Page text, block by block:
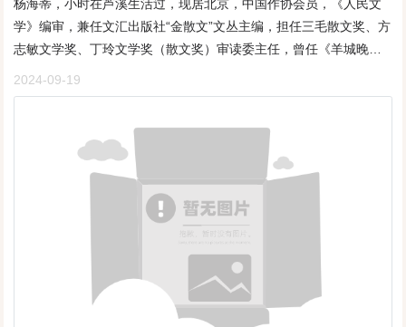
息时的土屋门前……人们余兴未消！那是青春的画面，欢乐的定
格，一瞬间的跨越，灵魂的升华，自然湿地的组合：人类、鸟类、
了，思维……总是随遇所撞，随遇而安，随遇即兴生活；撞上了机
在那遥远的云际飘来，在水天一线巧遇、吻合、幻想、欢笑、久
远，乃至成为灵魂里的醉美雕塑！欢乐的回眸，瞬间又超越了回眸
的欢乐，思绪追随着那红色的记忆，跋山涉水，我完成了我的长征
三部曲：井冈山的《溪流·韵味》，南湖红船的《情动红船行》，李
大钊故居的《花絮伴着心愿齐飞》……献给党的百年华诞，为此而
欢乐。心境陶醉，忽而，眼前的湿地变换拓展，湿地宛如草地，两
万五千里长征的模样；那块草地孕育着新生，留有畅想，追逐梦
幻，还有那日后的辉煌！回眸中的画面收回视野，笑声依然响在耳
畔；那青春的笑声与身后银发一族的笑声联袂在了一起，还有那
却很动听的普通话问作者：“厂设备科往哪儿走？”因为厂子很大，作
者便告诉她，顺着这条大路走到金工车间，再向右拐一百米就是设
备科。转天是周末，因为作者已有三个星期没回北京的家了，下班
后便心急火燎地乘公共汽车赶往火车站。到了车站买票时，才发现
衣兜里的钱还差九角。正在作者感到十分尴尬时，身后一个和悦清
那位只有一面之缘的女子。在一同前往北京的路上，这位女子自我
介绍说她是四川宜宾人，毕业于上海一所工科大学，现在在重庆工
作，这次出差来天津，是为了替厂里购买设备。这位女同志的热
情、机灵、干练和富有情趣、真诚待人，给作者留下了深刻印象，
乃至于若干年后，作者都一直把对这位女同志的印象视为是对四川
女性的总体印象。这便是作者第一次与蜀人的相识并结缘。在这篇
散文的后半部分，作者又两度叙写了他与四川人的交往和所拥有的
好感。一次是在1985年由《散文》月刊和四川省作家协会联合举办
的乐山笔会上，另一次则是从九寨沟旅行后返回的路上。前者叙写
的，统统在砍杀之列。到了收工的时候，我将战利品用绳子捆绑好
背上肩，准备再翻过山回到集合处。刚爬上山头，一阵狂风袭来，
了，下面不远处就是悬崖，掉下去就没命了。柴捆带着我不知翻了
几个筋斗，突然停下了。往下一看，吓得我腿肚直转筋，还有几米
就是悬崖，是悬崖边上的一株小树挡住了我。是这株没有被砍的小
树，用它那稚嫩的手臂，更用它那宽广的胸怀救了砍杀它同类的
我。休息了一会儿，我忍着伤痛，背上了那捆柴（小树）下山。我
越走越觉得沉重，感觉整座大山倾斜下来，重重地压在了肩上。我
喘着粗气，风声尖啸，肩上的小树在喊、在哭，负罪感在胸中翻
腾，本来就光秃秃的山，多么需要树来保护那一点点水土，保护山
的容颜。那么几株艰难生长出的小树才显出一点生机，我们不但不
杨海蒂，小时在芦溪生活过，现居北京，中国作协会员，《人民文
学》编审，兼任文汇出版社“金散文”文丛主编，担任三毛散文奖、方
志敏文学奖、丁玲文学奖（散文奖）审读委主任，曾任《羊城晚
报》“花地”散文排行榜、丁玲文学奖散文奖、“大鹏杯”全国生态文学
奖、江西省文化艺术奖暨理论成果奖等评委。著有文学和影视作品
本，被应用于高考和中考试题。获丰子恺中外散文奖、丝路散文
奖、孙犁文学奖、《北京文学》奖等。名家谈创作 ⎮ 杨海蒂：写作
源于心灵的召唤我与文学的渊源，说来话长，简而言之吧，根本原
因是受家庭影响。我从小就阅读文学作品，当年高考志愿虽然选报
了外语专业，学了国际金融，不过后来我还是转向了文学，这大概
就是我的宿命吧。我的金融界同学虎踞龙盘全国金融系统，涌现出
一大批大大小小的行长、总裁、董事长、总经理，下海经商的也赚
得盘满钵满。我是他们中的另类、异类，让很多人觉得不可思议。
心灵告诉我，我真正想要的东西是什么。在“效率就是金钱”的商品经
2024-09-19